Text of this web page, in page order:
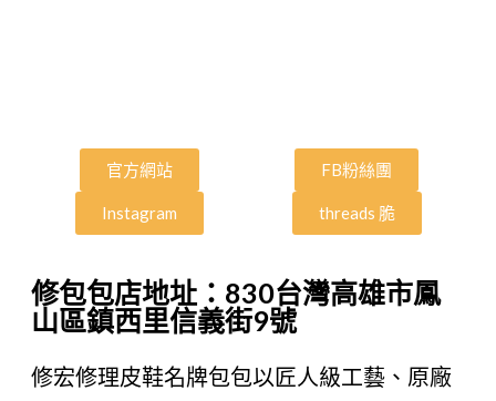
官方網站 FB粉絲團
Instagram threads 脆
修包包店地址：830台灣高雄市鳳
山區鎮西里信義街9號
修宏修理皮鞋名牌包包以匠人級工藝、原廠